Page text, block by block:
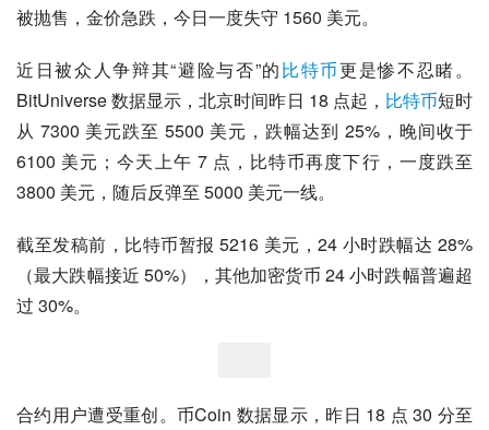
被抛售，金价急跌，今日一度失守 1560 美元。
近日被众人争辩其“避险与否”的比特币更是惨不忍睹。
BitUniverse 数据显示，北京时间昨日 18 点起， 比特币短时
从 7300 美元跌至 5500 美元，跌幅达到 25%，晚间收于
6100 美元；今天上午 7 点，比特币再度下行，一度跌至
3800 美元，随后反弹至 5000 美元一线。
截至发稿前，比特币暂报 5216 美元，24 小时跌幅达 28%
（最大跌幅接近 50%），其他加密货币 24 小时跌幅普遍超
过 30%。
合约用户遭受重创。币Coin 数据显示，昨日 18 点 30 分至